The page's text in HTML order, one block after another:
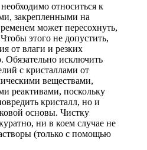
относиться к
закрепленными на
может пересохнуть,
этого не допустить,
от влаги и резких
Обязательно исключить
с кристаллами от
веществами,
реактивами, поскольку
кристалл, но и
основы. Чистку
ни в коем случае не
(только с помощью